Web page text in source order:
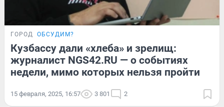
ГОРОД ОБСУДИМ?
Кузбассу дали «хлеба» и зрелищ:
журналист NGS42.RU — о событиях
недели, мимо которых нельзя пройти
15 февраля, 2025, 16:57 3 801 2